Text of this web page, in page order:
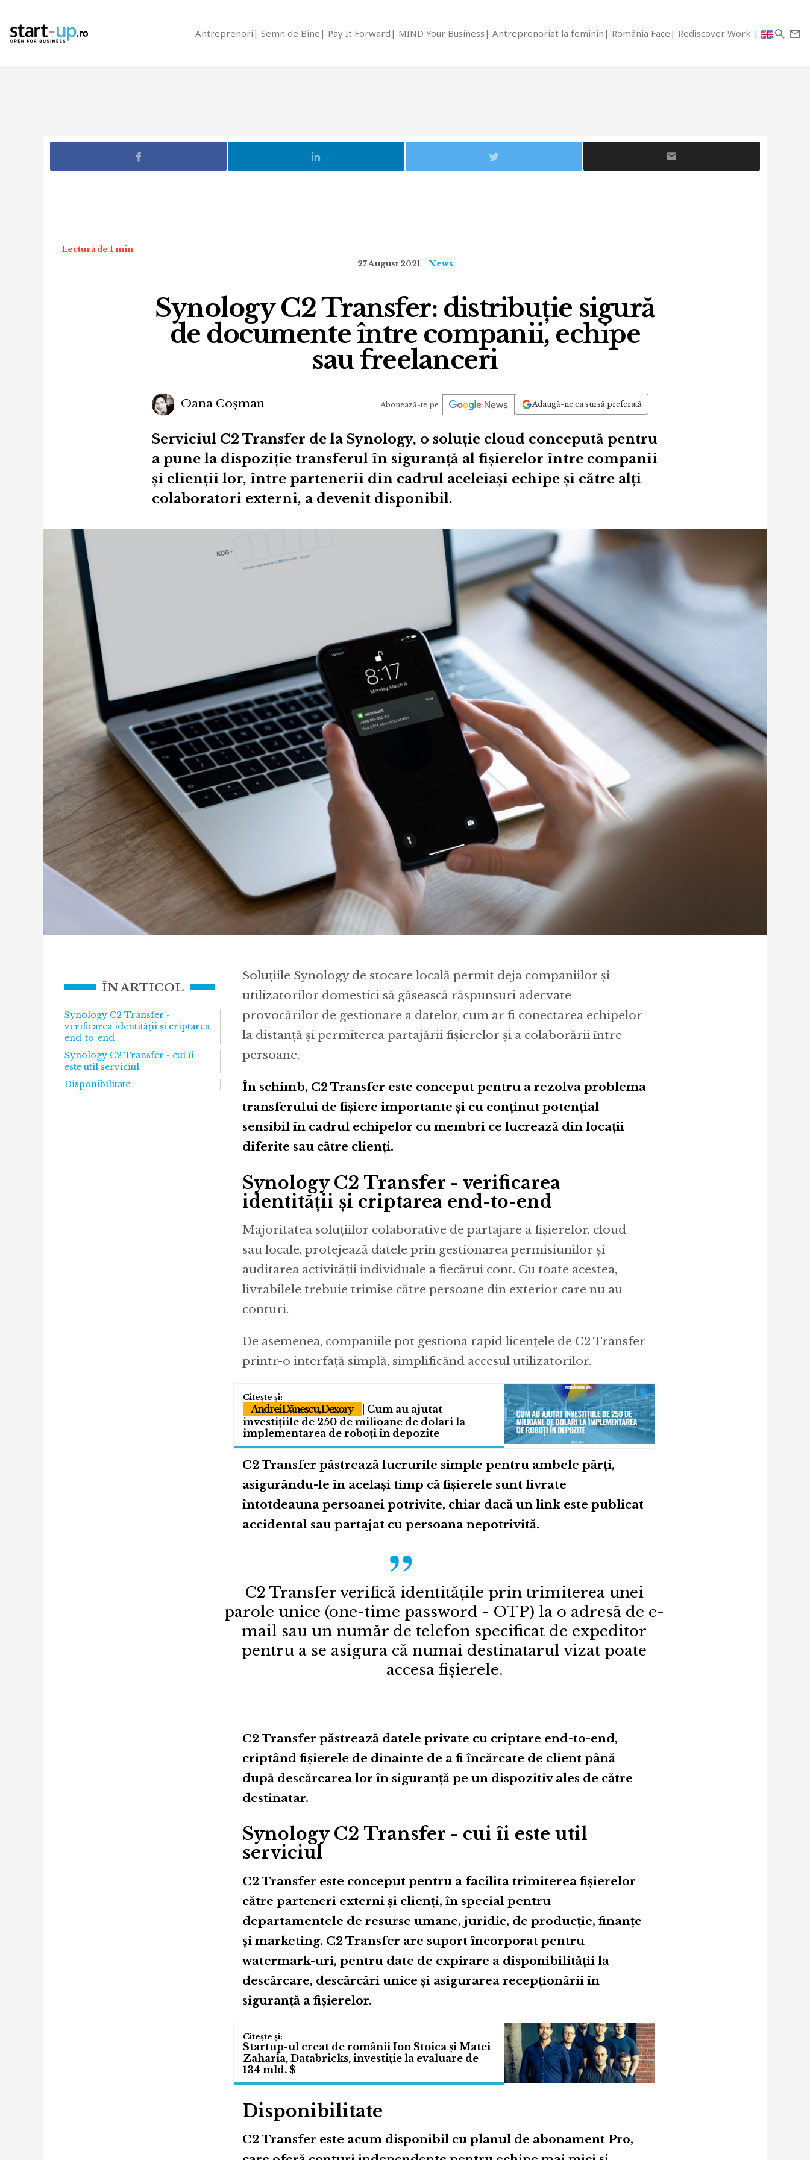
Antreprenori Semn de Bine Pay It Forward MIND Your Business Antreprenoriat la feminin România Face Rediscover Work
Lectură de 1 min
27 August 2021
News
Synology C2 Transfer: distribuție sigură
de documente între companii, echipe
sau freelanceri
Oana Coșman Abonează-te pe Adaugă-ne ca sursă preferată
Serviciul C2 Transfer de la Synology, o soluție cloud concepută pentru
a pune la dispoziție transferul în siguranță al fișierelor între companii
și clienții lor, între partenerii din cadrul aceleiași echipe și către alți
colaboratori externi, a devenit disponibil.
ÎN ARTICOL
Synology C2 Transfer -
verificarea identității și criptarea
end-to-end
Synology C2 Transfer - cui îi
este util serviciul
Disponibilitate
Soluțiile Synology de stocare locală permit deja companiilor și
utilizatorilor domestici să găsească răspunsuri adecvate
provocărilor de gestionare a datelor, cum ar fi conectarea echipelor
la distanță și permiterea partajării fișierelor și a colaborării între
persoane.
În schimb, C2 Transfer este conceput pentru a rezolva problema
transferului de fișiere importante și cu conținut potențial
sensibil în cadrul echipelor cu membri ce lucrează din locații
diferite sau către clienți.
Synology C2 Transfer - verificarea
identității și criptarea end-to-end
Majoritatea soluțiilor colaborative de partajare a fișierelor, cloud
sau locale, protejează datele prin gestionarea permisiunilor și
auditarea activității individuale a fiecărui cont. Cu toate acestea,
livrabilele trebuie trimise către persoane din exterior care nu au
conturi.
De asemenea, companiile pot gestiona rapid licențele de C2 Transfer
printr-o interfață simplă, simplificând accesul utilizatorilor.
Andrei Dănescu, Dexory
| Cum au ajutat
investițiile de 250 de milioane de dolari la
implementarea de roboți în depozite
C2 Transfer păstrează lucrurile simple pentru ambele părți,
asigurându-le în același timp că fișierele sunt livrate
întotdeauna persoanei potrivite, chiar dacă un link este publicat
accidental sau partajat cu persoana nepotrivită.
C2 Transfer verifică identitățile prin trimiterea unei
parole unice (one-time password - OTP) la o adresă de e-
mail sau un număr de telefon specificat de expeditor
pentru a se asigura că numai destinatarul vizat poate
accesa fișierele.
C2 Transfer păstrează datele private cu criptare end-to-end,
criptând fișierele de dinainte de a fi încărcate de client până
după descărcarea lor în siguranță pe un dispozitiv ales de către
destinatar.
Synology C2 Transfer - cui îi este util
serviciul
C2 Transfer este conceput pentru a facilita trimiterea fișierelor
către parteneri externi și clienți, în special pentru
departamentele de resurse umane, juridic, de producție, finanțe
și marketing. C2 Transfer are suport încorporat pentru
watermark-uri, pentru date de expirare a disponibilității la
descărcare, descărcări unice și asigurarea recepționării în
siguranță a fișierelor.
Startup-ul creat de românii Ion Stoica și Matei
Zaharia, Databricks, investiție la evaluare de
134 mld. $
Disponibilitate
C2 Transfer este acum disponibil cu planul de abonament Pro,